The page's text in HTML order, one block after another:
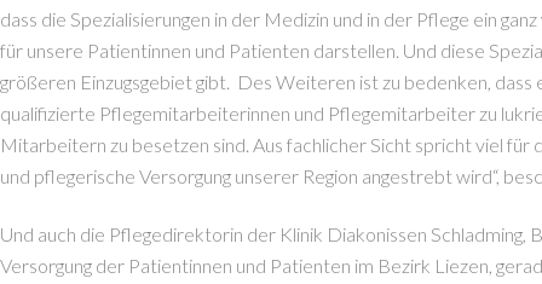
dass die Spezialisierungen in der Medizin und in der Pflege ein
für unsere Patientinnen und Patienten darstellen. Und diese
größeren Einzugsgebiet gibt. Des Weiteren ist zu bedenken,
qualifizierte Pflegemitarbeiterinnen und Pflegemitarbeiter zu
Mitarbeitern zu besetzen sind. Aus fachlicher Sicht spricht viel
und pflegerische Versorgung unserer Region angestrebt wird“,
Und auch die Pflegedirektorin der Klinik Diakonissen
Versorgung der Patientinnen und Patienten im Bezirk Liezen,